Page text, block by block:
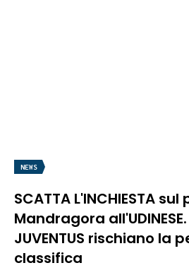
NEWS
SCATTA L'INCHIESTA
Mandragora
JUVENTUS rischiano la
classifica